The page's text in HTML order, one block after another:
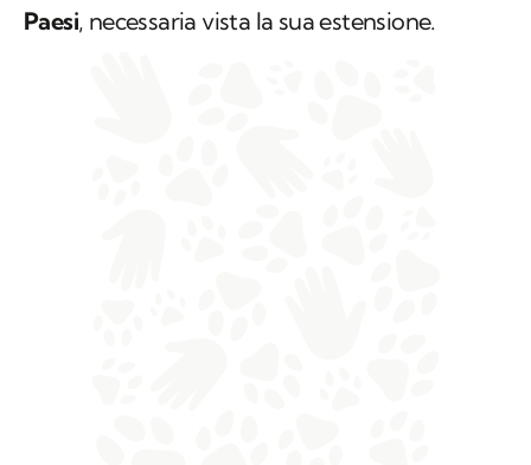
Paesi, necessaria vista la sua estensione.